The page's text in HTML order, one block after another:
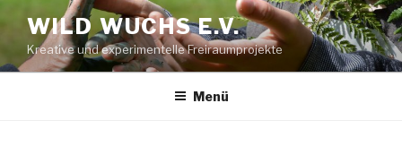
Inhalt
springen
WILD WUCHS E.V.
Kreative und experimentelle Freiraumprojekte
Menü